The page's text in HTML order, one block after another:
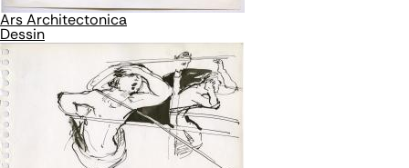
Ars Architectonica
Dessin